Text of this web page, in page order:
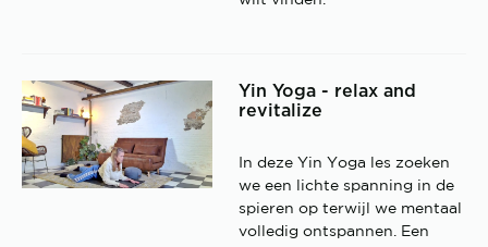
Yin Yoga - relax and
revitalize
In deze Yin Yoga les zoeken
we een lichte spanning in de
spieren op terwijl we mentaal
volledig ontspannen. Een